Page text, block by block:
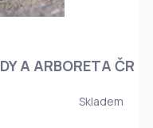
A ARBORETA ČR
Skladem